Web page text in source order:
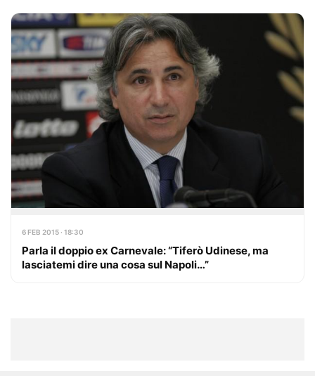
6 FEB 2015 · 18:30
Parla il doppio ex Carnevale: “Tiferò Udinese, ma
lasciatemi dire una cosa sul Napoli…”